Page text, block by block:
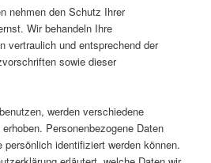
nehmen den Schutz Ihrer
Wir behandeln Ihre
vertraulich und entsprechend der
sowie dieser
werden verschiedene
Personenbezogene Daten
identifiziert werden können.